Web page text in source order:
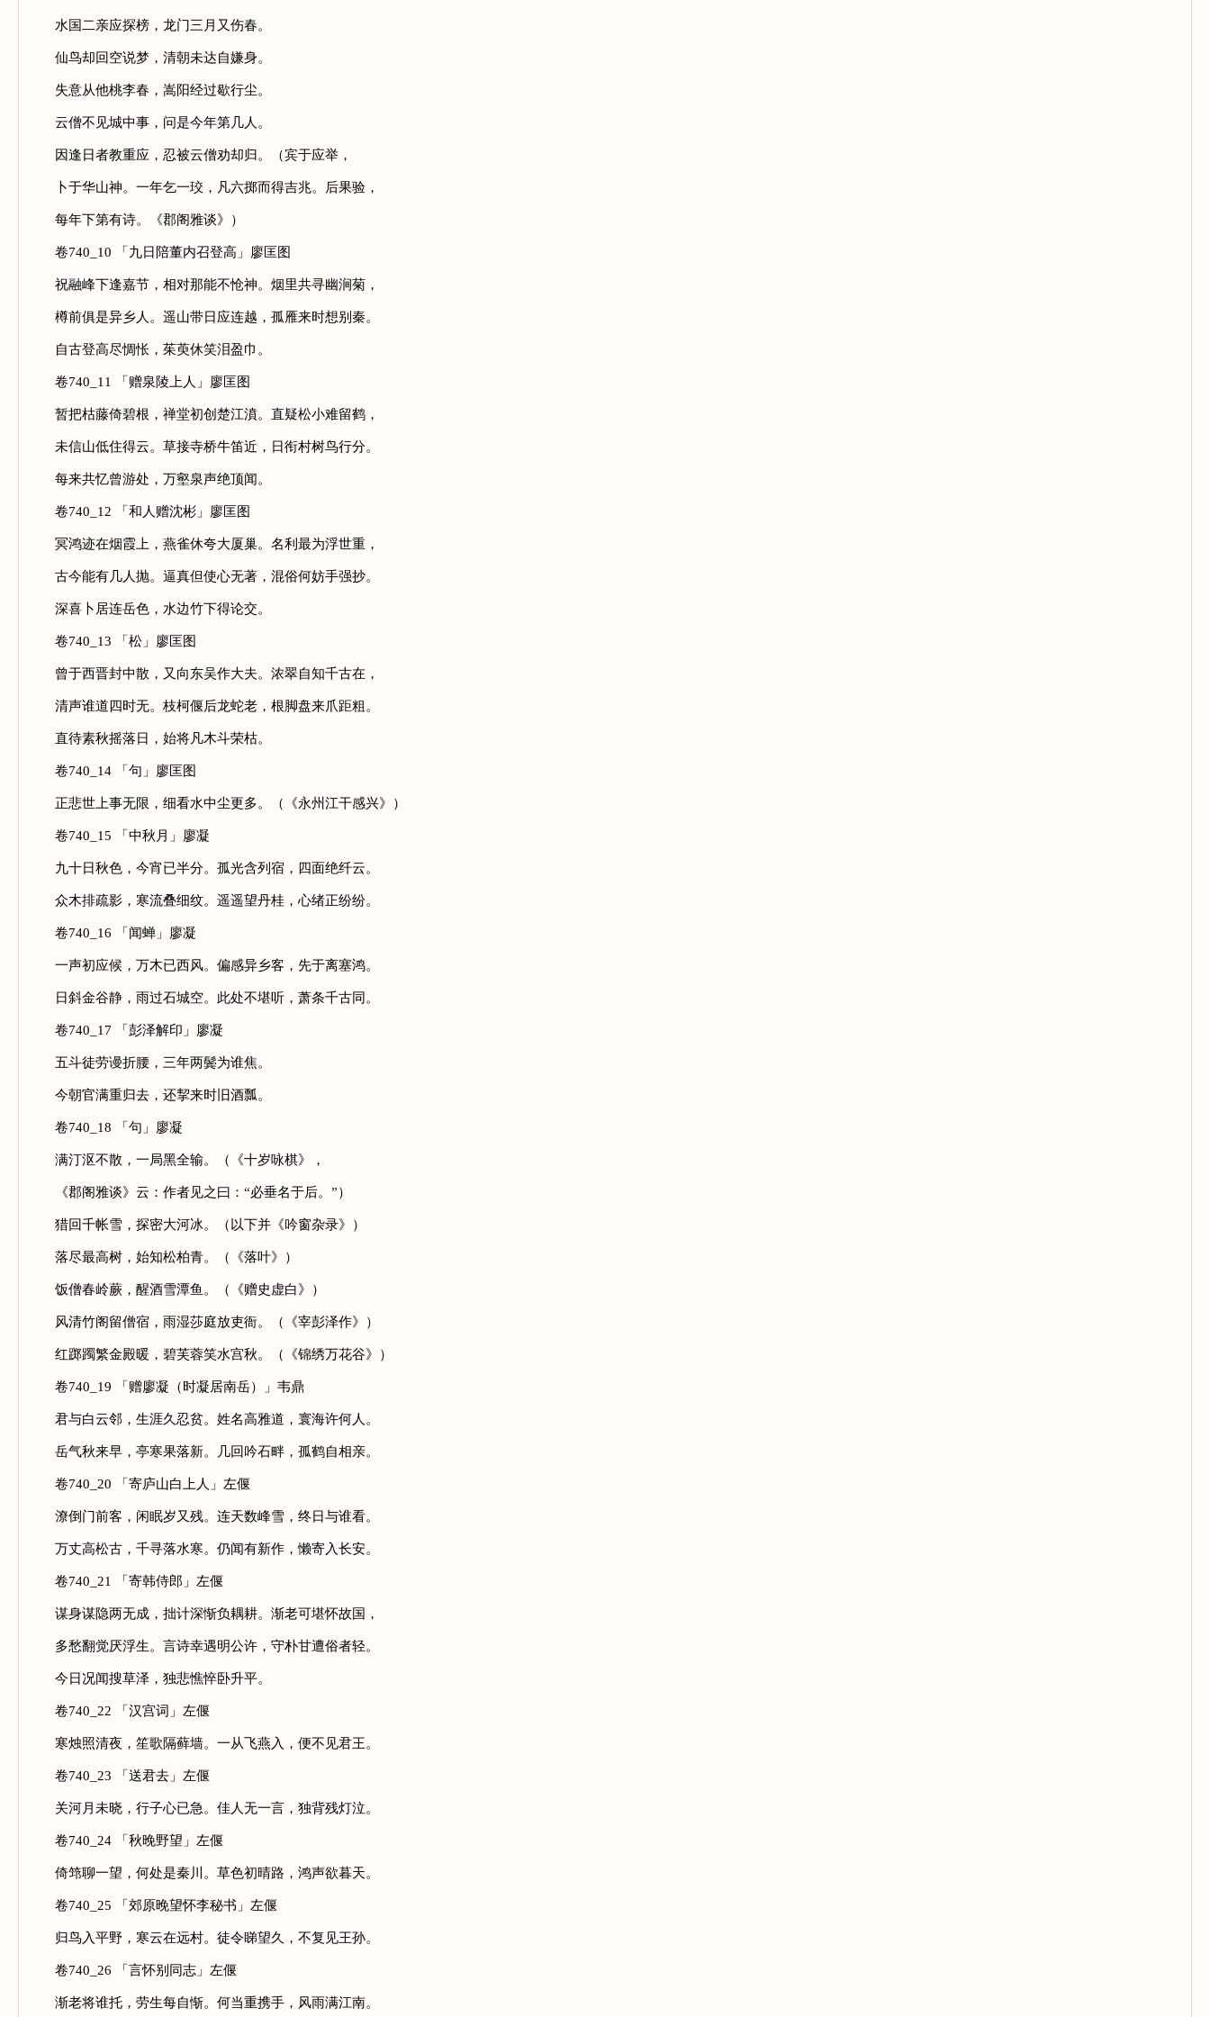
水国二亲应探榜，龙门三月又伤春。
仙鸟却回空说梦，清朝未达自嫌身。
失意从他桃李春，嵩阳经过歇行尘。
云僧不见城中事，问是今年第几人。
因逢日者教重应，忍被云僧劝却归。（宾于应举，
卜于华山神。一年乞一珓，凡六掷而得吉兆。后果验，
每年下第有诗。《郡阁雅谈》）
卷740_10 「九日陪董内召登高」廖匡图
祝融峰下逢嘉节，相对那能不怆神。烟里共寻幽涧菊，
樽前俱是异乡人。遥山带日应连越，孤雁来时想别秦。
自古登高尽惆怅，茱萸休笑泪盈巾。
卷740_11 「赠泉陵上人」廖匡图
暂把枯藤倚碧根，禅堂初创楚江濆。直疑松小难留鹤，
未信山低住得云。草接寺桥牛笛近，日衔村树鸟行分。
每来共忆曾游处，万壑泉声绝顶闻。
卷740_12 「和人赠沈彬」廖匡图
冥鸿迹在烟霞上，燕雀休夸大厦巢。名利最为浮世重，
古今能有几人抛。逼真但使心无著，混俗何妨手强抄。
深喜卜居连岳色，水边竹下得论交。
卷740_13 「松」廖匡图
曾于西晋封中散，又向东吴作大夫。浓翠自知千古在，
清声谁道四时无。枝柯偃后龙蛇老，根脚盘来爪距粗。
直待素秋摇落日，始将凡木斗荣枯。
卷740_14 「句」廖匡图
正悲世上事无限，细看水中尘更多。（《永州江干感兴》）
卷740_15 「中秋月」廖凝
九十日秋色，今宵已半分。孤光含列宿，四面绝纤云。
众木排疏影，寒流叠细纹。遥遥望丹桂，心绪正纷纷。
卷740_16 「闻蝉」廖凝
一声初应候，万木已西风。偏感异乡客，先于离塞鸿。
日斜金谷静，雨过石城空。此处不堪听，萧条千古同。
卷740_17 「彭泽解印」廖凝
五斗徒劳谩折腰，三年两鬓为谁焦。
今朝官满重归去，还挈来时旧酒瓢。
卷740_18 「句」廖凝
满汀沤不散，一局黑全输。（《十岁咏棋》，
《郡阁雅谈》云：作者见之曰：“必垂名于后。”）
猎回千帐雪，探密大河冰。（以下并《吟窗杂录》）
落尽最高树，始知松柏青。（《落叶》）
饭僧春岭蕨，醒酒雪潭鱼。（《赠史虚白》）
风清竹阁留僧宿，雨湿莎庭放吏衙。（《宰彭泽作》）
红踯躅繁金殿暖，碧芙蓉笑水宫秋。（《锦绣万花谷》）
卷740_19 「赠廖凝（时凝居南岳）」韦鼎
君与白云邻，生涯久忍贫。姓名高雅道，寰海许何人。
岳气秋来早，亭寒果落新。几回吟石畔，孤鹤自相亲。
卷740_20 「寄庐山白上人」左偃
潦倒门前客，闲眠岁又残。连天数峰雪，终日与谁看。
万丈高松古，千寻落水寒。仍闻有新作，懒寄入长安。
卷740_21 「寄韩侍郎」左偃
谋身谋隐两无成，拙计深惭负耦耕。渐老可堪怀故国，
多愁翻觉厌浮生。言诗幸遇明公许，守朴甘遭俗者轻。
今日况闻搜草泽，独悲憔悴卧升平。
卷740_22 「汉宫词」左偃
寒烛照清夜，笙歌隔藓墙。一从飞燕入，便不见君王。
卷740_23 「送君去」左偃
关河月未晓，行子心已急。佳人无一言，独背残灯泣。
卷740_24 「秋晚野望」左偃
倚筇聊一望，何处是秦川。草色初晴路，鸿声欲暮天。
卷740_25 「郊原晚望怀李秘书」左偃
归鸟入平野，寒云在远村。徒令睇望久，不复见王孙。
卷740_26 「言怀别同志」左偃
渐老将谁托，劳生每自惭。何当重携手，风雨满江南。